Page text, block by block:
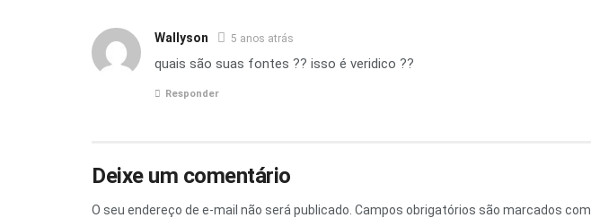
Wallyson 5 anos atrás
quais são suas fontes ?? isso é veridico ??
Responder
Deixe um comentário
O seu endereço de e-mail não será publicado. Campos obrigatórios são marcados com